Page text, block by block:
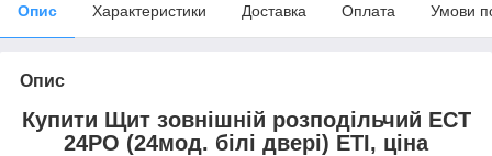
Опис Характеристики Доставка Оплата Умови
Опис
Купити Щит зовнішній розподільчий ECT
24PO (24мод. білі двері) ETI, ціна